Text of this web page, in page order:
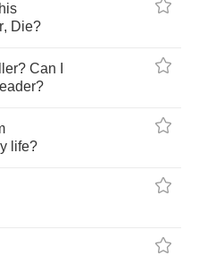
, Die?
? Can
?
life?